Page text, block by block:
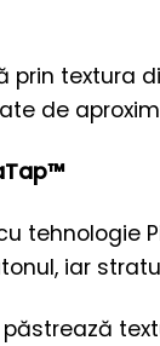
prin textura
de
iar